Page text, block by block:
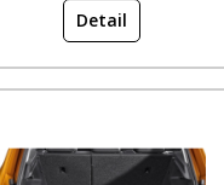
Detail